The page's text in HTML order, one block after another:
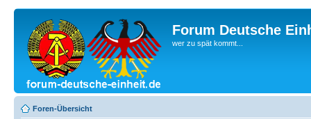
Forum Deutsche
wer zu spät kommt...
Foren-Übersicht